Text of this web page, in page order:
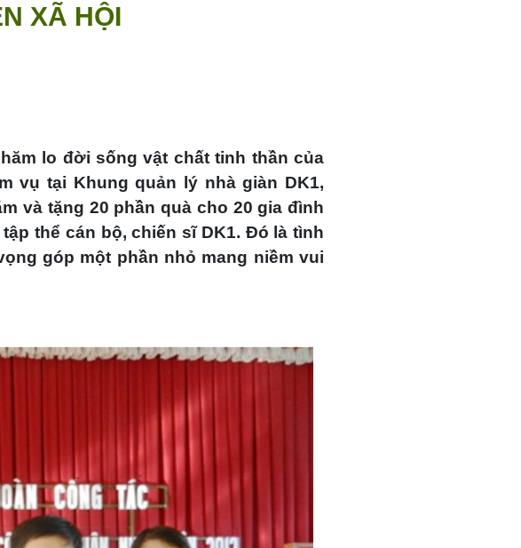
XÃ HỘI
lo đời sống vật chất tinh thần của
vụ tại Khung quản lý nhà giàn DK1,
và tặng 20 phần quà cho 20 gia đình
thể cán bộ, chiến sĩ DK1. Đó là tình
góp một phần nhỏ mang niềm vui